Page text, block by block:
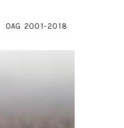
OAG 2001-2018